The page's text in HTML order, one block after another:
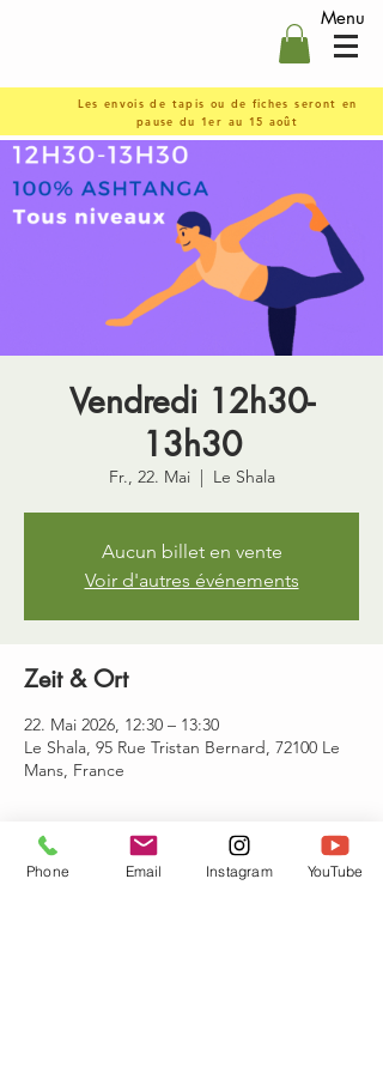
Menu
Les envois de tapis ou de fiches seront en
pause du 1er au 15 août
Vendredi 12h30-
13h30
Fr., 22. Mai
  |
Le Shala
Aucun billet en vente
Voir d'autres événements
Zeit & Ort
22. Mai 2026, 12:30 – 13:30
Le Shala, 95 Rue Tristan Bernard, 72100 Le
Mans, France
Gäste
Phone Email Instagram YouTube